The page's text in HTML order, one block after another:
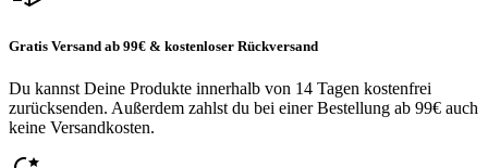
Gratis Versand ab 99€ & kostenloser Rückversand
Du kannst Deine Produkte innerhalb von 14 Tagen kostenfrei
zurücksenden. Außerdem zahlst du bei einer Bestellung ab 99€ auch
keine Versandkosten.